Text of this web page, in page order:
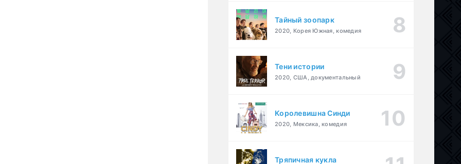
Тайный зоопарк
2020, Корея Южная, комедия
Тени истории
2020, США, документальный
Королевишна Синди
2020, Мексика, комедия
Тряпичная кукла